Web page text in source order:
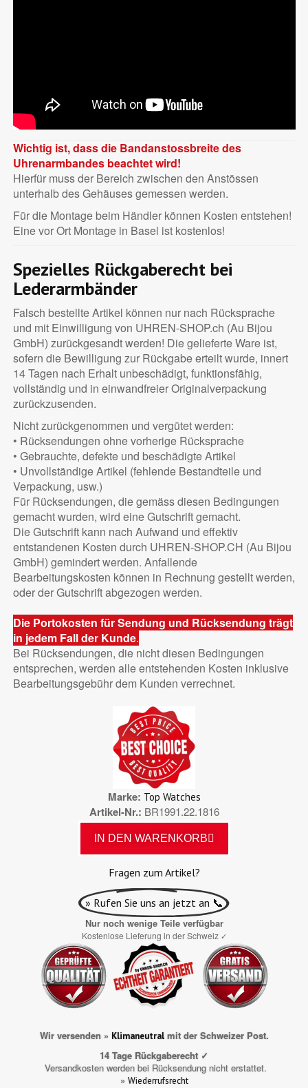
Wichtig ist, dass die Bandanstossbreite des
Uhrenarmbandes beachtet wird!
Hierfür muss der Bereich zwischen den Anstössen
unterhalb des Gehäuses gemessen werden.
Für die Montage beim Händler können Kosten entstehen!
Eine vor Ort Montage in Basel ist kostenlos!
Spezielles Rückgaberecht bei
Lederarmbänder
Falsch bestellte Artikel können nur nach Rücksprache
und mit Einwilligung von UHREN-SHOP.ch (Au Bijou
GmbH) zurückgesandt werden! Die gelieferte Ware ist,
sofern die Bewilligung zur Rückgabe erteilt wurde, innert
14 Tagen nach Erhalt unbeschädigt, funktionsfähig,
vollständig und in einwandfreier Originalverpackung
zurückzusenden.
Nicht zurückgenommen und vergütet werden:
• Rücksendungen ohne vorherige Rücksprache
• Gebrauchte, defekte und beschädigte Artikel
• Unvollständige Artikel (fehlende Bestandteile und
Verpackung, usw.)
Für Rücksendungen, die gemäss diesen Bedingungen
gemacht wurden, wird eine Gutschrift gemacht.
Die Gutschrift kann nach Aufwand und effektiv
entstandenen Kosten durch UHREN-SHOP.CH (Au Bijou
GmbH) gemindert werden. Anfallende
Bearbeitungskosten können in Rechnung gestellt werden,
oder der Gutschrift abgezogen werden.
Die Portokosten für Sendung und Rücksendung trägt
in jedem Fall der Kunde.
Bei Rücksendungen, die nicht diesen Bedingungen
entsprechen, werden alle entstehenden Kosten inklusive
Bearbeitungsgebühr dem Kunden verrechnet.
Marke Top Watches
Artikel-Nr. BR1991.22.1816
IN DEN WARENKORB
Fragen zum Artikel?
» Rufen Sie uns an jetzt an 📞
Nur noch wenige Teile verfügbar
Kostenlose Lieferung in der Schweiz ✓
Wir versenden » Klimaneutralmit der Schweizer Post.
14 Tage Rückgaberecht ✓
Versandkosten werden bei Rücksendung nicht erstattet.
» Wiederrufsrecht